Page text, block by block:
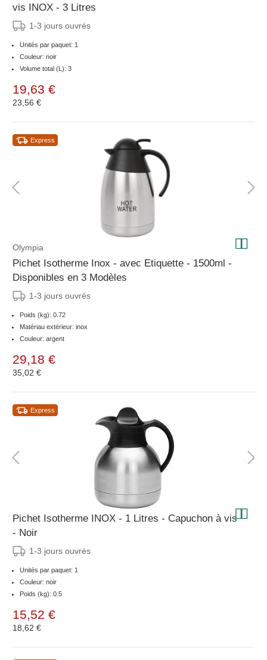
vis INOX - 3 Litres
1-3 jours ouvrés
Unités par paquet: 1
Couleur: noir
Volume total (L): 3
19,63 €
23,56 €
Express
Olympia
Pichet Isotherme Inox - avec Etiquette - 1500ml -
Disponibles en 3 Modèles
1-3 jours ouvrés
Poids (kg): 0.72
Matériau extérieur: inox
Couleur: argent
29,18 €
35,02 €
Express
Pichet Isotherme INOX - 1 Litres - Capuchon à vis
- Noir
1-3 jours ouvrés
Unités par paquet: 1
Couleur: noir
Poids (kg): 0.5
15,52 €
18,62 €